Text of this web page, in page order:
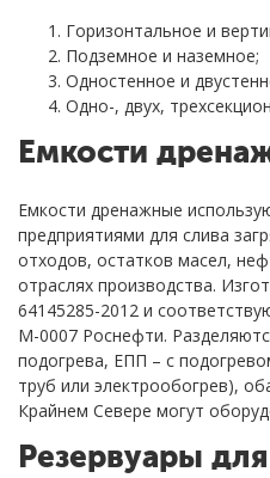
Горизонтальное и
Подземное и наземное;
Одностенное и
Одно-, двух,
Емкости
Емкости дренажные
предприятиями для слива
отходов, остатков масел,
отраслях производства.
64145285-2012 и
М-0007 Роснефти.
подогрева, ЕПП – с
труб или электрообогрев),
Крайнем Севере могут
Резервуары